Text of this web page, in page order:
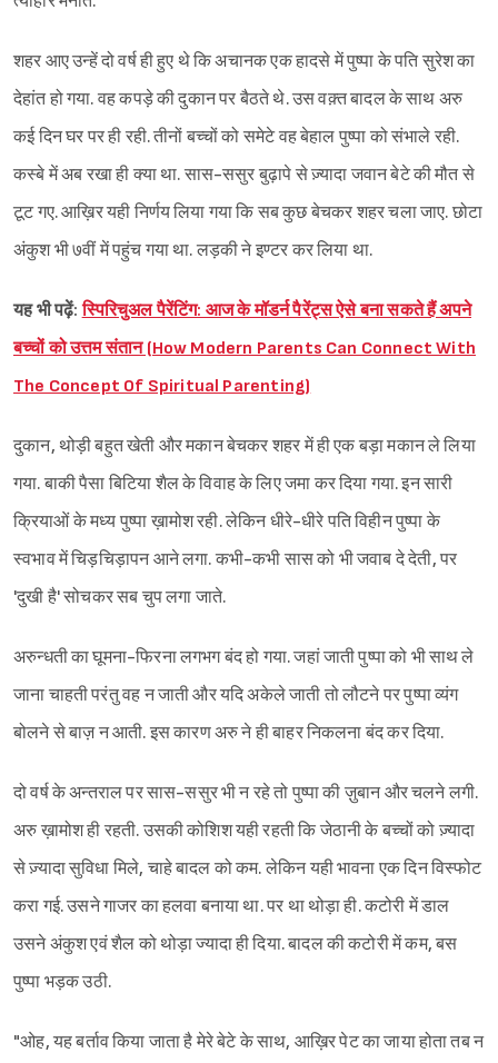
शहर आए उन्हें दो वर्ष ही हुए थे कि अचानक एक हादसे में पुष्पा के पति सुरेश का
देहांत हो गया. वह कपड़े की दुकान पर बैठते थे. उस वक़्त बादल के साथ अरु
कई दिन घर पर ही रही. तीनों बच्चों को समेटे वह बेहाल पुष्पा को संभाले रही.
कस्बे में अब रखा ही क्या था. सास-ससुर बुढ़ापे से ज़्यादा जवान बेटे की मौत से
टूट गए. आख़िर यही निर्णय लिया गया कि सब कुछ बेचकर शहर चला जाए. छोटा
अंकुश भी ७वीं में पहुंच गया था. लड़की ने इण्टर कर लिया था.
यह भी पढ़ें:स्पिरिचुअल पैरेंटिंग: आज के मॉडर्न पैरेंट्स ऐसे बना सकते हैं अपने
बच्चों को उत्तम संतान (How Modern Parents Can Connect With
The Concept Of Spiritual Parenting)
दुकान, थोड़ी बहुत खेती और मकान बेचकर शहर में ही एक बड़ा मकान ले लिया
गया. बाकी पैसा बिटिया शैल के विवाह के लिए जमा कर दिया गया. इन सारी
क्रियाओं के मध्य पुष्पा ख़ामोश रही. लेकिन धीरे-धीरे पति विहीन पुष्पा के
स्वभाव में चिड़चिड़ापन आने लगा. कभी-कभी सास को भी जवाब दे देती, पर
'दुखी है' सोचकर सब चुप लगा जाते.
अरुन्धती का घूमना-फिरना लगभग बंद हो गया. जहां जाती पुष्पा को भी साथ ले
जाना चाहती परंतु वह न जाती और यदि अकेले जाती तो लौटने पर पुष्पा व्यंग
बोलने से बाज़ न आती. इस कारण अरु ने ही बाहर निकलना बंद कर दिया.
दो वर्ष के अन्तराल पर सास-ससुर भी न रहे तो पुष्पा की ज़ुबान और चलने लगी.
अरु ख़ामोश ही रहती. उसकी कोशिश यही रहती कि जेठानी के बच्चों को ज़्यादा
से ज़्यादा सुविधा मिले, चाहे बादल को कम. लेकिन यही भावना एक दिन विस्फोट
करा गई. उसने गाजर का हलवा बनाया था. पर था थोड़ा ही. कटोरी में डाल
उसने अंकुश एवं शैल को थोड़ा ज्यादा ही दिया. बादल की कटोरी में कम, बस
पुष्पा भड़क उठी.
"ओह, यह बर्ताव किया जाता है मेरे बेटे के साथ, आख़िर पेट का जाया होता तब न